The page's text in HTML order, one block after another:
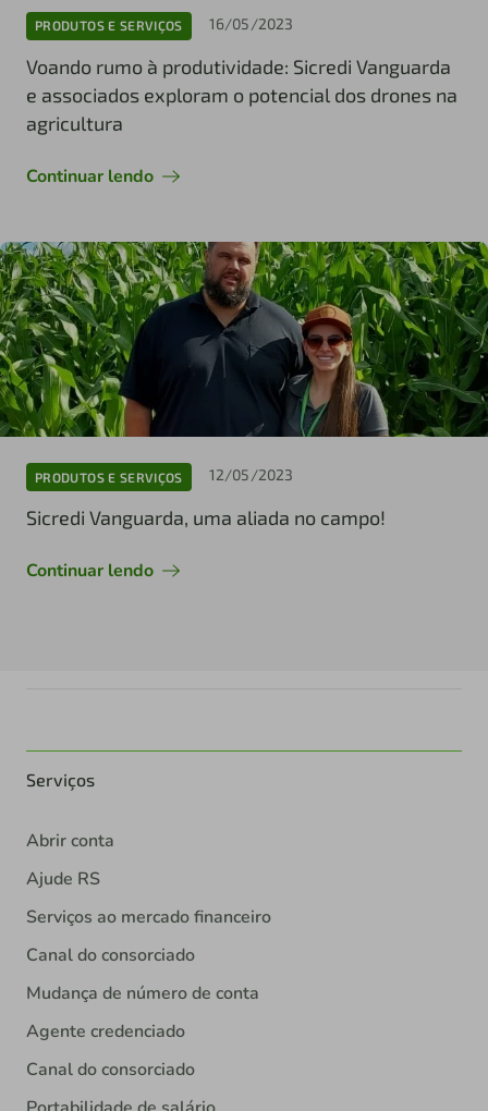
PRODUTOS E SERVIÇOS 16/05/2023
Voando rumo à produtividade: Sicredi Vanguarda
e associados exploram o potencial dos drones na
agricultura
Continuar lendo
PRODUTOS E SERVIÇOS 12/05/2023
Sicredi Vanguarda, uma aliada no campo!
Continuar lendo
Serviços
Abrir conta
Ajude RS
Serviços ao mercado financeiro
Canal do consorciado
Mudança de número de conta
Agente credenciado
Canal do consorciado